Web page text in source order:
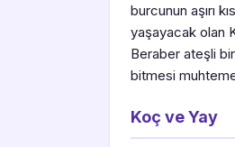
burcunun aşırı
yaşayacak olan
Beraber ateşli
bitmesi
Koç ve Yay